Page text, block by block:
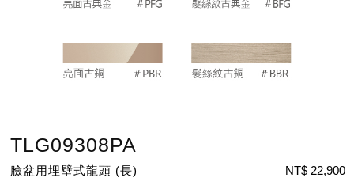
TLG09308PA
臉盆用埋壁式龍頭 (長) NT$ 22,900